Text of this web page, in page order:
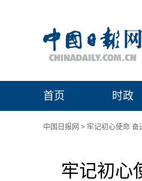
首页 时政
中国日报网 > 牢记初心使命 奋
牢记初心